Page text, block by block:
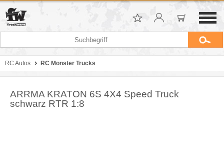
RC Autos RC Monster Trucks
ARRMA KRATON 6S 4X4 Speed Truck
schwarz RTR 1:8